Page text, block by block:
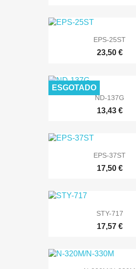
EPS-25ST
23,50 €
ND-137G
13,43 €
ESGOTADO
EPS-37ST
17,50 €
STY-717
17,57 €